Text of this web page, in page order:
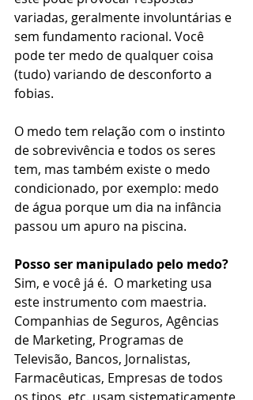
variadas, geralmente involuntárias e
sem fundamento racional. Você
pode ter medo de qualquer coisa
(tudo) variando de desconforto a
fobias.
O medo tem relação com o instinto
de sobrevivência e todos os seres
tem, mas também existe o medo
condicionado, por exemplo: medo
de água porque um dia na infância
passou um apuro na piscina.
Posso ser manipulado pelo medo?
Sim, e você já é.  O marketing usa
este instrumento com maestria.
Companhias de Seguros, Agências
de Marketing, Programas de
Televisão, Bancos, Jornalistas,
Farmacêuticas, Empresas de todos